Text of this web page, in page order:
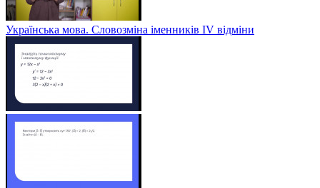
Українська мова. Словозміна іменників ІV відміни